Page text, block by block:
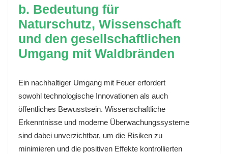
b. Bedeutung für
Naturschutz, Wissenschaft
und den gesellschaftlichen
Umgang mit Waldbränden
Ein nachhaltiger Umgang mit Feuer erfordert
sowohl technologische Innovationen als auch
öffentliches Bewusstsein. Wissenschaftliche
Erkenntnisse und moderne Überwachungssysteme
sind dabei unverzichtbar, um die Risiken zu
minimieren und die positiven Effekte kontrollierten